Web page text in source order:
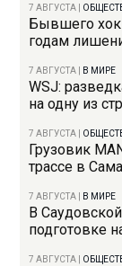
7 АВГУСТА
Бывшего
годам
7 АВГУСТА В МИРЕ
WSJ:
на одну из
7 АВГУСТА
Грузовик
трассе в
7 АВГУСТА В МИРЕ
В
подготовке
7 АВГУСТА